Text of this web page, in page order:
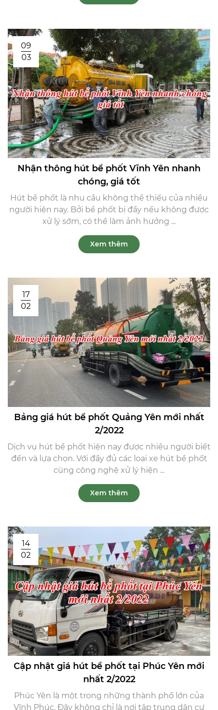
09
03
Nhận thông hút bể phốt Vĩnh Yên nhanh
chóng, giá tốt
Hút bể phốt là nhu cầu không thể thiếu của nhiều
người hiện nay. Bởi bể phốt bị đầy nếu không được
xử lý sớm, có thể làm ảnh hưởng ...
Xem thêm
17
02
Bảng giá hút bể phốt Quảng Yên mới nhất
2/2022
Dịch vụ hút bể phốt hiện nay được nhiều người biết
đến và lựa chọn. Với đầy đủ các loại xe hút bể phốt
cùng công nghệ xử lý hiện ...
Xem thêm
14
02
Cập nhật giá hút bể phốt tại Phúc Yên mới
nhất 2/2022
Phúc Yên là một trong những thành phố lớn của
Vĩnh Phúc. Đây không chỉ là nơi tập trung dân cư